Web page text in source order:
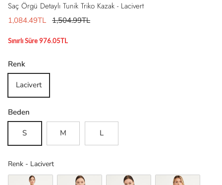
Saç Örgü Detaylı Tunik Triko Kazak - Lacivert
1,084.49TL 1,504.99TL
Sınırlı Süre 976.05TL
Renk
Lacivert
Beden
S M L
Renk - LacivertRenk